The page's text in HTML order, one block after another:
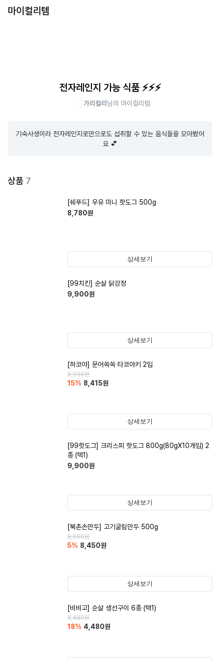
마이컬리템
전자레인지 가능 식품 ⚡️⚡️⚡️
가리컬리 님의 마이컬리템
기숙사생이라 전자레인지로만으로도 섭취할 수 있는 음식들을 모아봤어
요 💕
상품 7
[쉐푸드] 우유 미니 핫도그 500g
8,780원
상세보기
[99치킨] 순살 닭강정
9,900원
상세보기
[하코야] 문어쏙쏙 타코야키 2입
9,900원
15% 8,415원
상세보기
[99핫도그] 크리스피 핫도그 800g(80gX10개입) 2
종 (택1)
9,900원
상세보기
[북촌손만두] 고기굴림만두 500g
8,900원
5% 8,450원
상세보기
[비비고] 순살 생선구이 6종 (택1)
5,480원
18% 4,480원